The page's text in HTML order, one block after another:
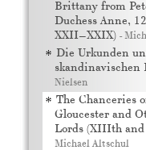
Brittany from
Duchess Anne,
XXII–XXIX) -
Die Urkunden
skandinavischen
Nielsen
The Chanceries
Gloucester and
Lords (XIIIth
Michael Altschul